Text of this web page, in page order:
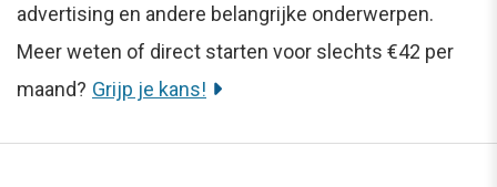
advertising en andere belangrijke onderwerpen.
Meer weten of direct starten voor slechts €42 per
maand? Grijp je kans!